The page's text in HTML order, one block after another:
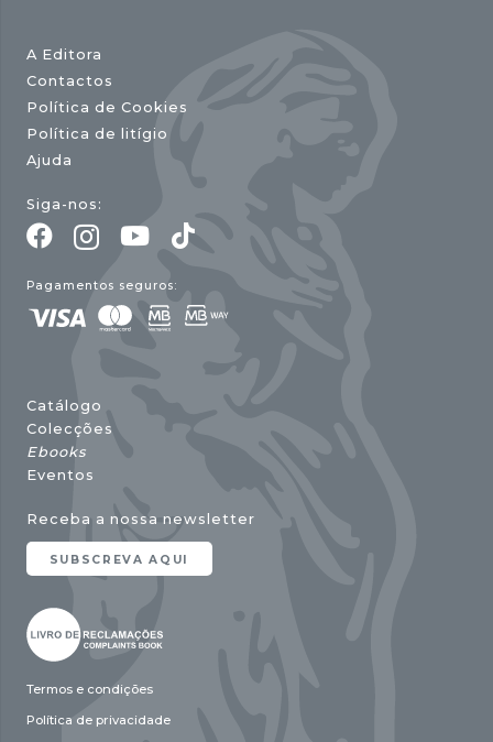
A Editora
Contactos
Política de Cookies
Política de litígio
Ajuda
Siga-nos:
Pagamentos seguros:
Catálogo
Colecções
Ebooks
Eventos
Receba a nossa newsletter
SUBSCREVA AQUI
Termos e condições
Política de privacidade